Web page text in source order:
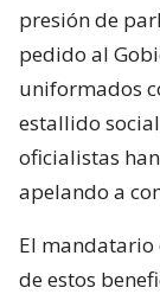
presión de
pedido al
uniformados
estallido
oficialistas
apelando a
El mandatario
de estos